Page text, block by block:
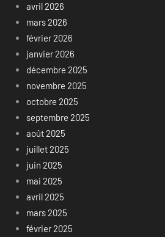
avril 2026
mars 2026
février 2026
janvier 2026
décembre 2025
novembre 2025
octobre 2025
septembre 2025
août 2025
juillet 2025
juin 2025
mai 2025
avril 2025
mars 2025
février 2025